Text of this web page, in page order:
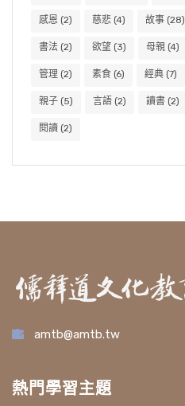
感恩 (2) 慈悲 (4) 故事 (28)
書法 (2) 欲望 (3) 母親 (4)
管理 (2) 素食 (6) 經典 (7)
親子 (5) 言語 (2) 讀書 (2)
閱讀 (2)
amtb@amtb.tw
熱門學習主題